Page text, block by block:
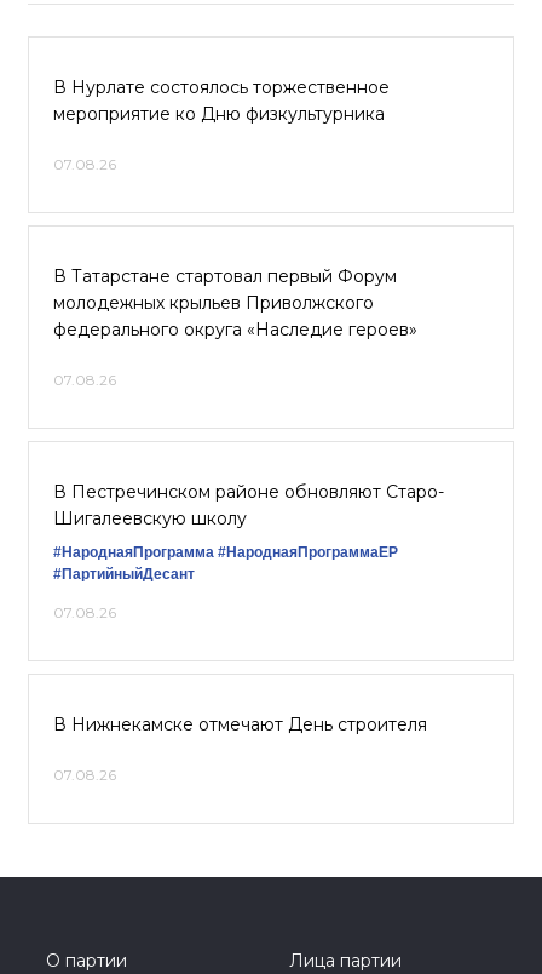
В Нурлате состоялось торжественное
мероприятие ко Дню физкультурника
07.08.26
В Татарстане стартовал первый Форум
молодежных крыльев Приволжского
федерального округа «Наследие героев»
07.08.26
В Пестречинском районе обновляют Старо-
Шигалеевскую школу
#НароднаяПрограмма #НароднаяПрограммаЕР
#ПартийныйДесант
07.08.26
В Нижнекамске отмечают День строителя
07.08.26
О партии
Лица партии